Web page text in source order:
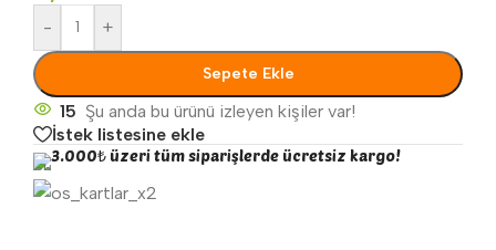
- +
Sepete Ekle
15 Şu anda bu ürünü izleyen kişiler var!
İstek listesine ekle
3.000₺ üzeri tüm siparişlerde ücretsiz kargo!